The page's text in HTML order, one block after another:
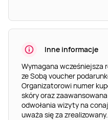
Inne informacje
Wymagana wcześniejsza
ze Sobą voucher
Organizatorowi numer
skóry oraz
odwołania wizyty na
uważa się za zrealizowany.